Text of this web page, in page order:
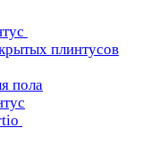
плинтусов
пола